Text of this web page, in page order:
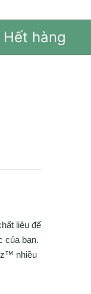
Hết hàng
liệu đế
của bạn.
nhiều